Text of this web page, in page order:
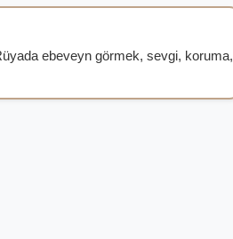
ebeveyn görmek, sevgi, koruma,